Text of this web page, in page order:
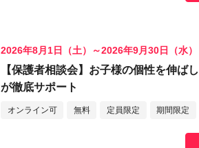
2026年8月1日（土）～2026年9月30日（水）
【保護者相談会】お子様の個性を伸ば
が徹底サポート
オンライン可 無料 定員限定 期間限定